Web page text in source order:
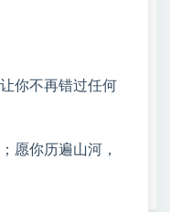
领取
你不再错过任何
愿你历遍山河，